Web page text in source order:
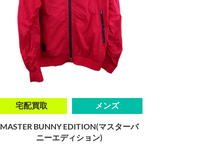
宅配買取 メンズ
MASTER BUNNY EDITION(マスターバ
ニーエディション)